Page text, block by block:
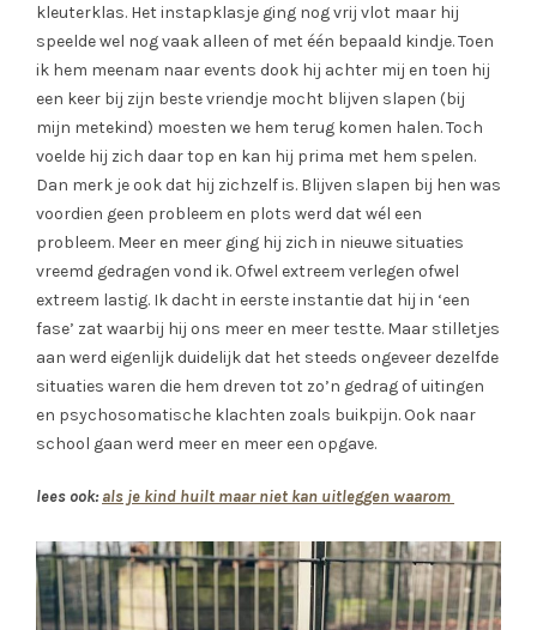
kleuterklas. Het instapklasje ging nog vrij vlot maar hij
speelde wel nog vaak alleen of met één bepaald kindje. Toen
ik hem meenam naar events dook hij achter mij en toen hij
een keer bij zijn beste vriendje mocht blijven slapen (bij
mijn metekind) moesten we hem terug komen halen. Toch
voelde hij zich daar top en kan hij prima met hem spelen.
Dan merk je ook dat hij zichzelf is. Blijven slapen bij hen was
voordien geen probleem en plots werd dat wél een
probleem. Meer en meer ging hij zich in nieuwe situaties
vreemd gedragen vond ik. Ofwel extreem verlegen ofwel
extreem lastig. Ik dacht in eerste instantie dat hij in ‘een
fase’ zat waarbij hij ons meer en meer testte. Maar stilletjes
aan werd eigenlijk duidelijk dat het steeds ongeveer dezelfde
situaties waren die hem dreven tot zo’n gedrag of uitingen
en psychosomatische klachten zoals buikpijn. Ook naar
school gaan werd meer en meer een opgave.
lees ook:als je kind huilt maar niet kan uitleggen waarom